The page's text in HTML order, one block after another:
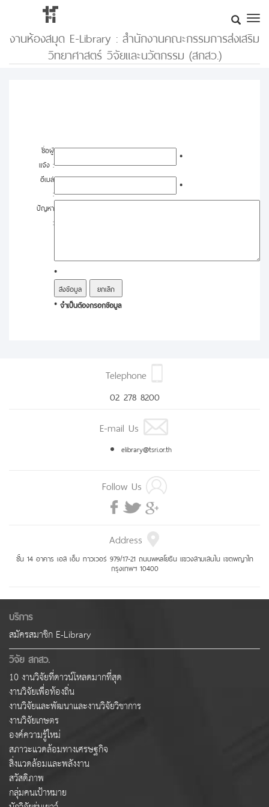
งานห้องสมุด E-Library : สำนักงานคณะกรรมการส่งเสริม
วิทยาศาสตร์ วิจัยและนวัตกรรม (สกสว.)
ชื่อผู้
แจ้ง :
*
อีเมล์
:
*
ปัญหา
:
*
* จำเป็นต้องกรอกข้อมูล
Telephone
02 278 8200
E-mail Us
elibrary@tsri.or.th
Follow Us
Address
ชั้น 14 อาคาร เอส เอ็ม ทาวเวอร์ 979/17-21 ถนนพหลโยธิน แขวงสามเสนใน เขตพญาไท
กรุงเทพฯ 10400
บริการ
สมัครสมาชิก E-Library
วิจัย สกสว.
10 งานวิจัยที่ดาวน์โหลดมากที่สุด
งานวิจัยเพื่อท้องถิ่น
งานวิจัยและพัฒนาและงานวิจัยวิชาการ
งานวิจัยเกษตร
องค์ความรู้ใหม่
สภาวะแวดล้อมทางเศรษฐกิจ
สิ่งแวดล้อมและพลังงาน
สวัสดิภาพ
กลุ่มคนเป้าหมาย